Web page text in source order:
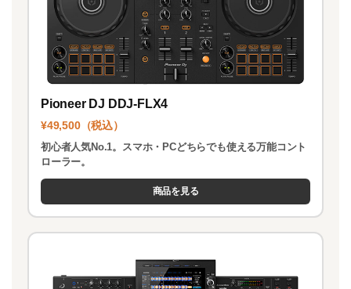
Pioneer DJ DDJ-FLX4
¥49,500（税込）
初心者人気No.1。スマホ・PCどちらでも使える万能コント
ローラー。
商品を見る